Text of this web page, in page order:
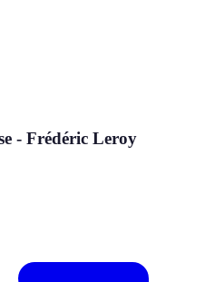
- Frédéric Leroy